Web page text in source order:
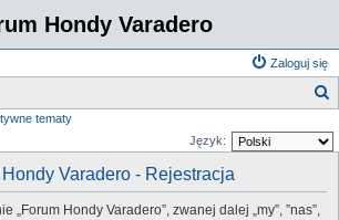
Hondy Varadero
Zaloguj się
tematy
Język:
Hondy Varadero - Rejestracja
„Forum Hondy Varadero”, zwanej dalej „my”, ”nas”,